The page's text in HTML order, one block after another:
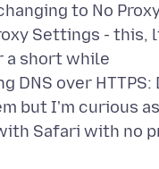
to No
Settings - this,
a short while
DNS over HTTPS:
but I'm curious
Safari with no